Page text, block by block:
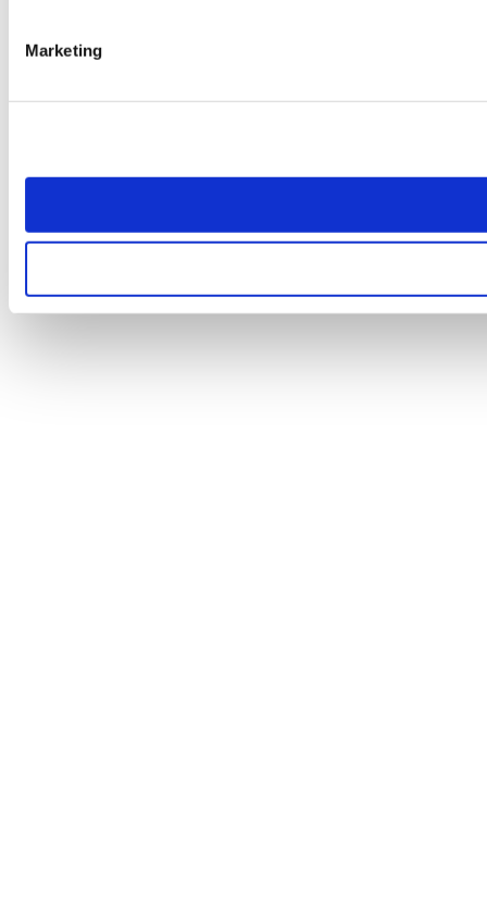
Marketing